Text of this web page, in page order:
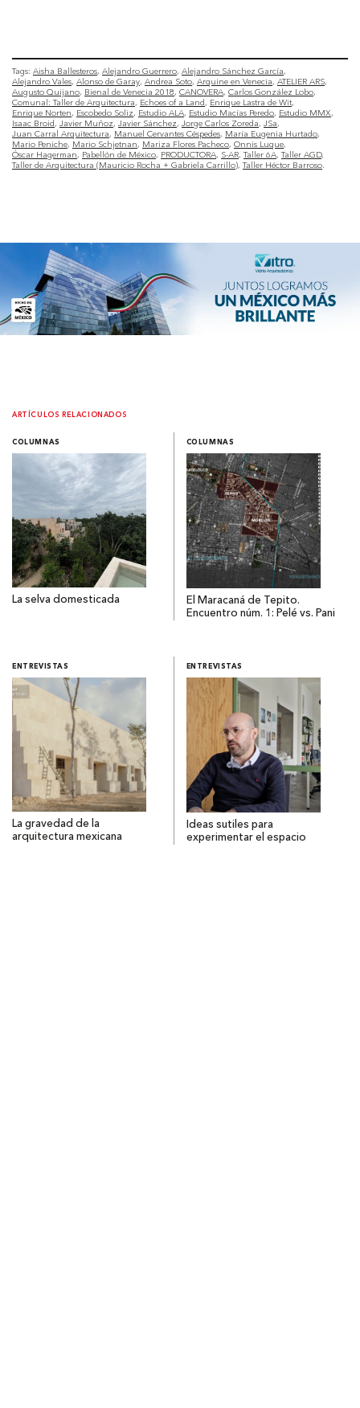
Tags: Aisha Ballesteros Alejandro Guerrero Alejandro Sánchez García
Alejandro Vales Alonso de Garay Andrea Soto Arquine en Venecia ATELIER ARS
Augusto Quijano Bienal de Venecia 2018 CANOVERA Carlos González Lobo
Comunal: Taller de Arquitectura
Echoes of a Land
Enrique Lastra de Wit
Enrique Norten
Escobedo Soliz Estudio ALA Estudio Macías Peredo Estudio MMX
Isaac Broid Javier Muñoz Javier Sánchez Jorge Carlos Zoreda JSa
Juan Carral Arquitectura
Manuel Cervantes Céspedes María Eugenia Hurtado
Mario Peniche Mario Schjetnan Mariza Flores Pacheco Onnis Luque
Óscar Hagerman
Pabellón de México PRODUCTORA S-AR Taller 6A Taller AGD
Taller de Arquitectura (Mauricio Rocha + Gabriela Carrillo) Taller Héctor Barroso
ARTÍCULOS RELACIONADOS
COLUMNAS
La selva domesticada
COLUMNAS
El Maracaná de Tepito.
Encuentro núm. 1: Pelé vs. Pani
ENTREVISTAS
La gravedad de la
arquitectura mexicana
ENTREVISTAS
Ideas sutiles para
experimentar el espacio